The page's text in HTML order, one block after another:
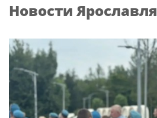
Новости Ярославля